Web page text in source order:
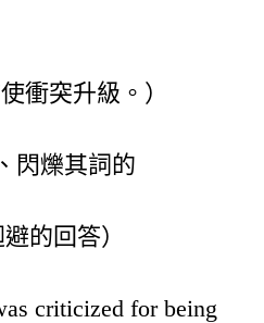
衝突升級。）
閃爍其詞的
的回答）
criticized for being